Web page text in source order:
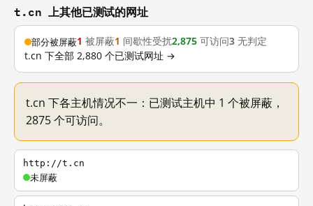
t.cn 上其他已测试的网址
部分被屏蔽1 被屏蔽1 间歇性受扰2,875 可访问3 无判定
t.cn 下全部 2,880 个已测试网址 →
t.cn 下各主机情况不一：已测试主机中 1 个被屏蔽，
2875 个可访问。
http://t.cn
未屏蔽